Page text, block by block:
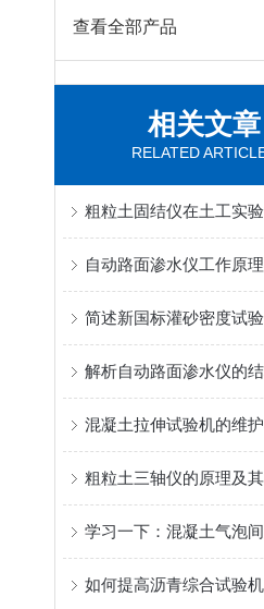
查看全部产品
相关文章
RELATED
粗粒土固结仪在土工实
混凝土拉伸试验机的维
粗粒土三轴仪的原理及
如何提高沥青综合试验